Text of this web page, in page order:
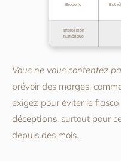
Broderie
Impression
numérique
Vous ne vous contentez
prévoir des marges,
exigez pour éviter le fiasco
déceptions, surtout pour
depuis des mois.